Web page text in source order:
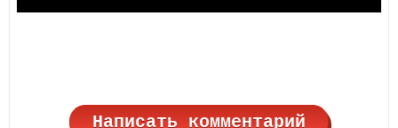
Написать комментарий